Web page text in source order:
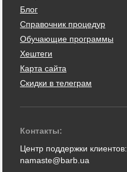
Блог
Справочник процедур
Обучающие программы
Хештеги
Карта сайта
Скидки в телеграм
Контакты:
Центр поддержки клиентов:
namaste@barb.ua